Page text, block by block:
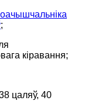
;
кіравання;
цаляў, 40